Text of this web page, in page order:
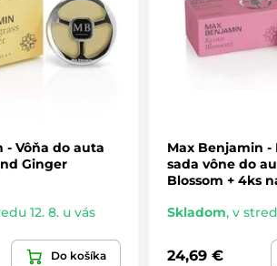
- Vôňa do auta
Ginger
12. 8. u vás
Do košíka
Max Benjamin -
sada vône do
Blossom + 4ks
Skladom, v
24,69 €